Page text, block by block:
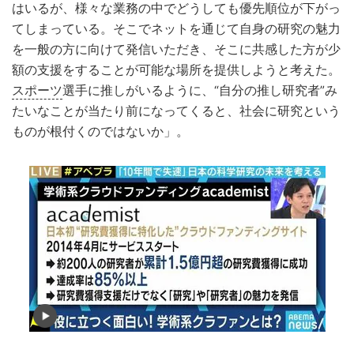
はいるが、様々な業務の中でどうしても優先順位が下がっ
てしまっている。そこでネットを通じて自身の研究の魅力
を一般の方に向けて発信いただき、そこに共感した方が少
額の支援をすることが可能な場所を提供しようと考えた。
スポーツ選手に推しがいるように、“自分の推し研究者”み
たいなことが当たり前になってくると、社会に研究という
ものが根付くのではないか」。